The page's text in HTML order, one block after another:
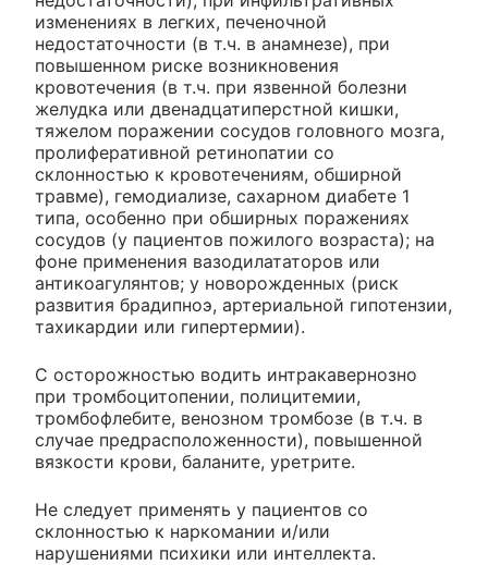
изменениях в легких, печеночной
недостаточности (в т.ч. в анамнезе), при
повышенном риске возникновения
кровотечения (в т.ч. при язвенной болезни
желудка или двенадцатиперстной кишки,
тяжелом поражении сосудов головного мозга,
пролиферативной ретинопатии со
склонностью к кровотечениям, обширной
травме), гемодиализе, сахарном диабете 1
типа, особенно при обширных поражениях
сосудов (у пациентов пожилого возраста); на
фоне применения вазодилататоров или
антикоагулянтов; у новорожденных (риск
развития брадипноэ, артериальной гипотензии,
тахикардии или гипертермии).
C осторожностью водить интракавернозно
при тромбоцитопении, полицитемии,
тромбофлебите, венозном тромбозе (в т.ч. в
случае предрасположенности), повышенной
вязкости крови, баланите, уретрите.
Не следует применять у пациентов со
склонностью к наркомании и/или
нарушениями психики или интеллекта.